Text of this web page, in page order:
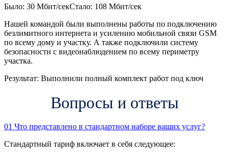
Было: 30 Мбит/секСтало: 108 Мбит/сек
Нашей командой были выполнены работы по подключению
безлимитного интернета и усилению мобильной связи GSM
по всему дому и участку. А также подключили систему
безопасности с видеонаблюдением по всему периметру
участка.
Результат: Выполнили полный комплект работ под ключ
Вопросы и ответы
01 Что представлено в стандартном наборе ваших услуг?
Стандартный тариф включает в себя следующее: